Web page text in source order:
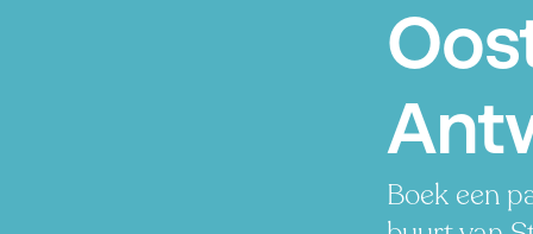
Boek een